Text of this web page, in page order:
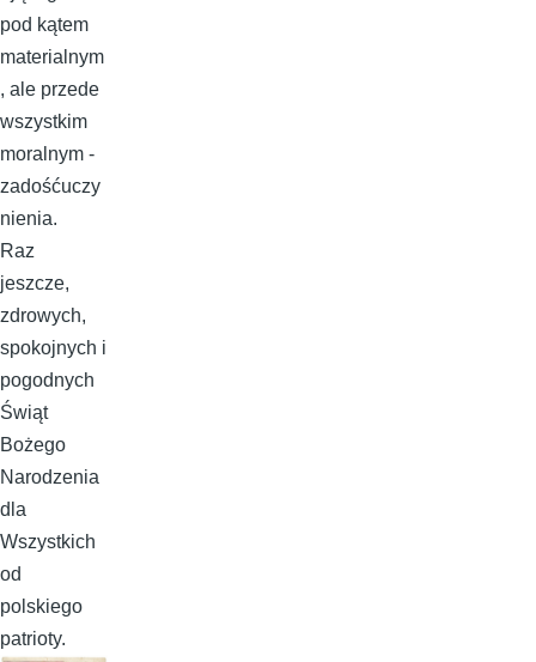
pod kątem
materialnym
, ale przede
wszystkim
moralnym -
zadośćuczy
nienia.
Raz
jeszcze,
zdrowych,
spokojnych i
pogodnych
Świąt
Bożego
Narodzenia
dla
Wszystkich
od
polskiego
patrioty.